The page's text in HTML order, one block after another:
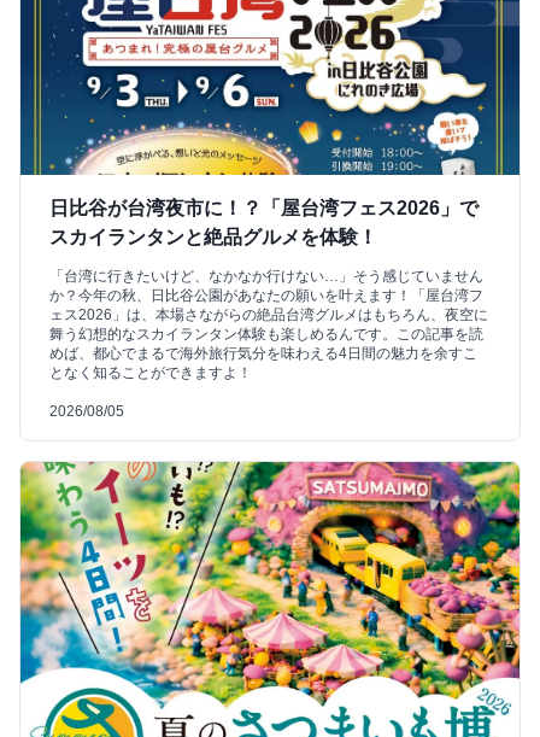
日比谷が台湾夜市に！？「屋台湾フェス2026」で
スカイランタンと絶品グルメを体験！
「台湾に行きたいけど、なかなか行けない…」そう感じていません
か？今年の秋、日比谷公園があなたの願いを叶えます！「屋台湾フ
ェス2026」は、本場さながらの絶品台湾グルメはもちろん、夜空に
舞う幻想的なスカイランタン体験も楽しめるんです。この記事を読
めば、都心でまるで海外旅行気分を味わえる4日間の魅力を余すこ
となく知ることができますよ！
2026/08/05